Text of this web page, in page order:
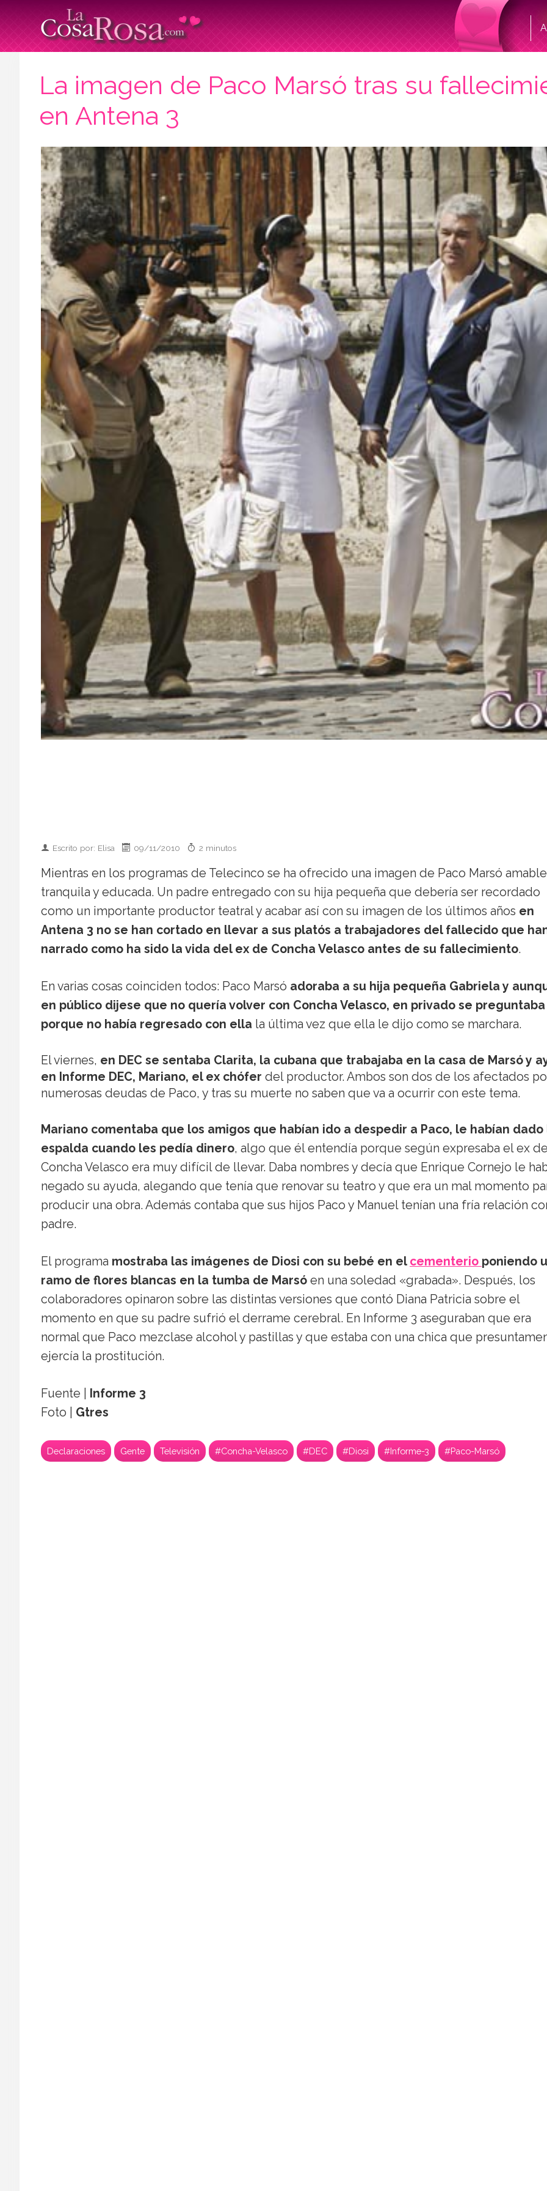
La imagen de Paco Marsó tras su
en Antena 3
Escrito por: Elisa 09/11/2010 2 minutos
Mientras en los programas de Telecinco se ha ofrecido una imagen de Paco Marsó
tranquila y educada. Un padre entregado con su hija pequeña que debería ser recordado
como un importante productor teatral y acabar así con su imagen de los últimos años en
Antena 3 no se han cortado en llevar a sus platós a trabajadores del fallecido que
narrado como ha sido la vida del ex de Concha Velasco antes de su fallecimiento.
En varias cosas coinciden todos: Paco Marsó adoraba a su hija pequeña Gabriela y
en público dijese que no quería volver con Concha Velasco, en privado se preguntaba
porque no había regresado con ella la última vez que ella le dijo como se marchara.
El viernes, en DEC se sentaba Clarita, la cubana que trabajaba en la casa de Marsó y
en Informe DEC, Mariano, el ex chófer del productor. Ambos son dos de los afectados
numerosas deudas de Paco, y tras su muerte no saben que va a ocurrir con este tema.
Mariano comentaba que los amigos que habían ido a despedir a Paco, le habían dado
espalda cuando les pedía dinero, algo que él entendía porque según expresaba el ex de
Concha Velasco era muy difícil de llevar. Daba nombres y decía que Enrique Cornejo le
negado su ayuda, alegando que tenía que renovar su teatro y que era un mal momento
producir una obra. Además contaba que sus hijos Paco y Manuel tenían una fría relación
padre.
El programa mostraba las imágenes de Diosi con su bebé en el cementerio poniendo
ramo de flores blancas en la tumba de Marsó en una soledad «grabada». Después, los
colaboradores opinaron sobre las distintas versiones que contó Diana Patricia sobre el
momento en que su padre sufrió el derrame cerebral. En Informe 3 aseguraban que era
normal que Paco mezclase alcohol y pastillas y que estaba con una chica que
ejercía la prostitución.
Fuente |
Informe 3
Foto | Gtres
Declaraciones Gente Televisión #Concha-Velasco #DEC #Diosi #Informe-3 #Paco-Marsó